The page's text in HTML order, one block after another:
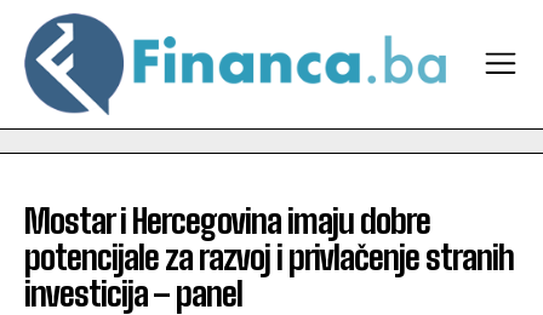
Mostar i Hercegovina imaju dobre
potencijale za razvoj i privlačenje stranih
investicija – panel